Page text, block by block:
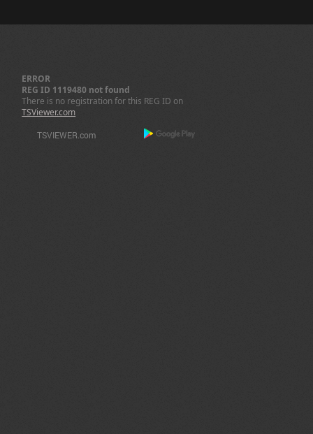
ERROR
REG ID 1119480 not found
There is no registration for this REG ID on
TSViewer.com